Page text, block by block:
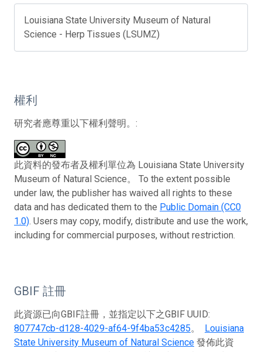
Louisiana State University Museum of Natural
Science - Herp Tissues (LSUMZ)
權利
研究者應尊重以下權利聲明。:
此資料的發布者及權利單位為 Louisiana State University
Museum of Natural Science。 To the extent possible
under law, the publisher has waived all rights to these
data and has dedicated them to the Public Domain (CC0
1.0). Users may copy, modify, distribute and use the work,
including for commercial purposes, without restriction.
GBIF 註冊
此資源已向GBIF註冊，並指定以下之GBIF UUID:
807747cb-d128-4029-af64-9f4ba53c4285。 Louisiana
State University Museum of Natural Science 發佈此資